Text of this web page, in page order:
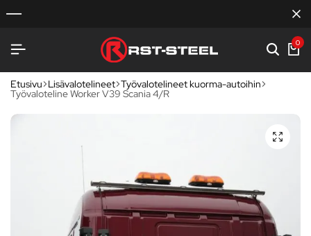
0
Etusivu Lisävalotelineet Työvalotelineet kuorma-autoihin
Työvaloteline Worker V39 Scania 4/R